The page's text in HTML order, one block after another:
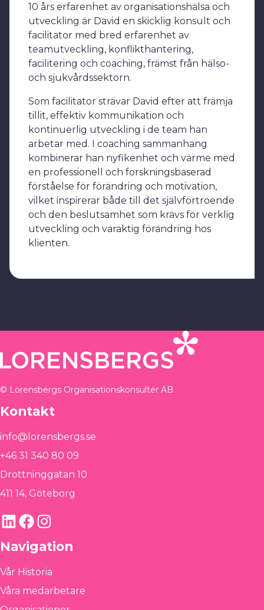
10 års erfarenhet av organisationshälsa och
utveckling är David en skicklig konsult och
facilitator med bred erfarenhet av
teamutveckling, konflikthantering,
facilitering och coaching, främst från hälso-
och sjukvårdssektorn.
Som facilitator strävar David efter att främja
tillit, effektiv kommunikation och
kontinuerlig utveckling i de team han
arbetar med. I coaching sammanhang
kombinerar han nyfikenhet och värme med
en professionell och forskningsbaserad
förståelse för förändring och motivation,
vilket inspirerar både till det självförtroende
och den beslutsamhet som krävs för verklig
utveckling och varaktig förändring hos
klienten.
© Lorensbergs Organisationskonsulter AB
Kontakt
info@lorensbergs.se
+46 31 340 80 09
Drottninggatan 10
411 14, Göteborg
LinkedIn
Facebook
Instagram
Navigation
Vår Historia
Våra medarbetare